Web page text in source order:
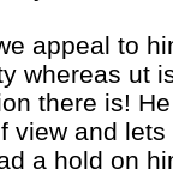
appeal to
whereas ut
there is!
view and
a hold on